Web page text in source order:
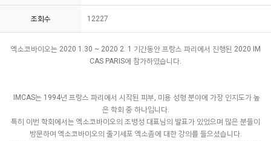
조회수 12227
엑소코바이오는 2020 1.30 ~ 2020 2. 1 기간동안 프랑스 파리에서 진행된 2020 IM
CAS PARIS에 참가하였습니다.
IMCAS는 1994년 프랑스 파리에서 시작된 피부, 미용 성형 분야에 가장 인지도가 높
은 학회 중 하나입니다.
특히 이번 학회에서는 엑소코바이오의 조병성 대표님의 발표가 있었으며 많은 분들이
방문하여 엑소코바이오의 줄기세포 엑소좀에 대한 강의를 들으셨습니다.